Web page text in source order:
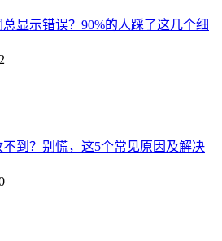
显示错误？90%的人踩了这几个细
到？别慌，这5个常见原因及解决